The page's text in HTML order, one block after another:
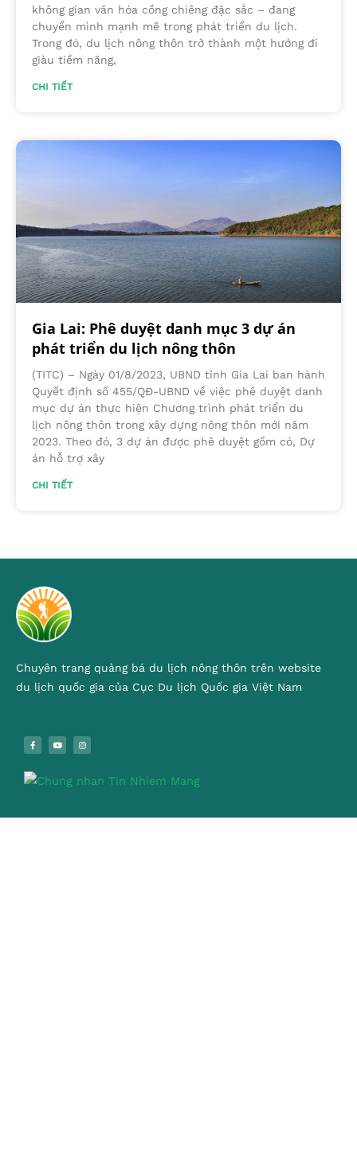
không gian văn hóa cồng chiêng đặc sắc – đang
chuyển mình mạnh mẽ trong phát triển du lịch.
Trong đó, du lịch nông thôn trở thành một hướng đi
giàu tiềm năng,
CHI TIẾT
Gia Lai: Phê duyệt danh mục 3 dự án
phát triển du lịch nông thôn
(TITC) – Ngày 01/8/2023, UBND tỉnh Gia Lai ban hành
Quyết định số 455/QĐ-UBND về việc phê duyệt danh
mục dự án thực hiện Chương trình phát triển du
lịch nông thôn trong xây dựng nông thôn mới năm
2023. Theo đó, 3 dự án được phê duyệt gồm có, Dự
án hỗ trợ xây
CHI TIẾT
Chuyên trang quảng bá du lịch nông thôn trên website
du lịch quốc gia của Cục Du lịch Quốc gia Việt Nam